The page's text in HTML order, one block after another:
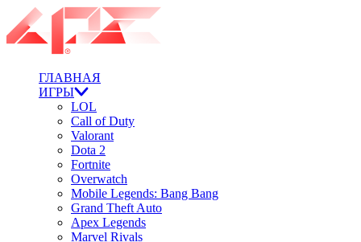
ГЛАВНАЯ
ИГРЫ
LOL
Call of Duty
Valorant
Dota 2
Fortnite
Overwatch
Mobile Legends: Bang Bang
Grand Theft Auto
Apex Legends
Marvel Rivals